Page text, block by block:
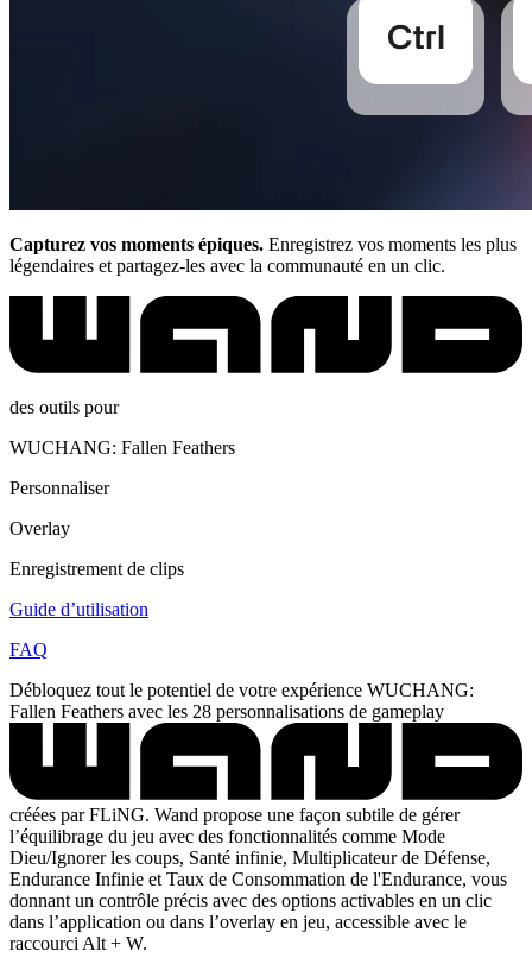
Capturez vos moments épiques. Enregistrez vos moments les plus
légendaires et partagez-les avec la communauté en un clic.
des outils pour
WUCHANG: Fallen Feathers
Personnaliser
Overlay
Enregistrement de clips
Guide d’utilisation
FAQ
Débloquez tout le potentiel de votre expérience WUCHANG:
Fallen Feathers avec les 28 personnalisations de gameplay
créées par FLiNG. Wand propose une façon subtile de gérer
l’équilibrage du jeu avec des fonctionnalités comme Mode
Dieu/Ignorer les coups, Santé infinie, Multiplicateur de Défense,
Endurance Infinie et Taux de Consommation de l'Endurance, vous
donnant un contrôle précis avec des options activables en un clic
dans l’application ou dans l’overlay en jeu, accessible avec le
raccourci Alt + W.